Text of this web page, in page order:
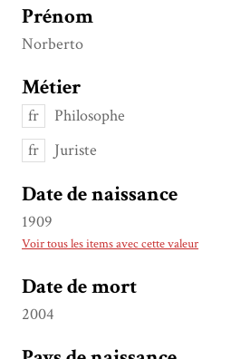
Prénom
Norberto
Métier
fr
Philosophe
fr
Juriste
Date de naissance
1909
Voir tous les items avec cette valeur
Date de mort
2004